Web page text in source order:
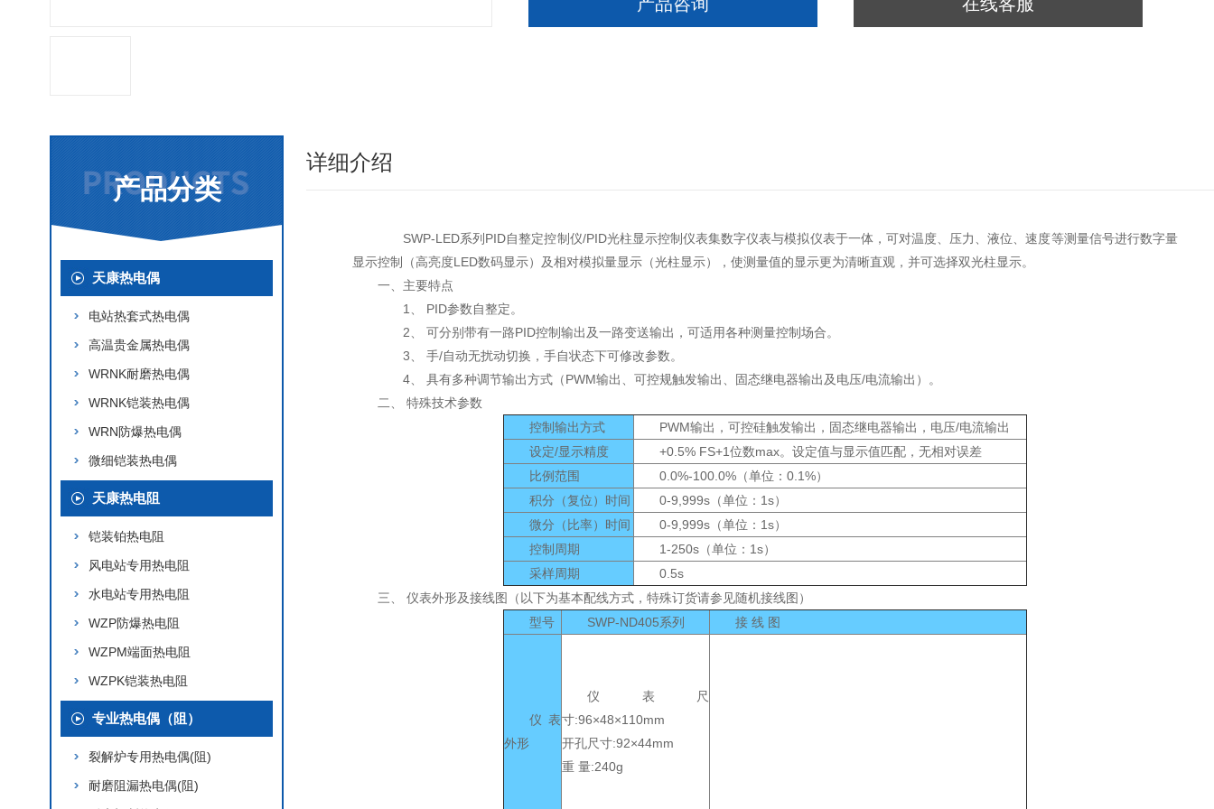
产品分类
天康热电偶
电站热套式热电偶
高温贵金属热电偶
WRNK耐磨热电偶
WRNK铠装热电偶
WRN防爆热电偶
微细铠装热电偶
天康热电阻
铠装铂热电阻
风电站专用热电阻
水电站专用热电阻
WZP防爆热电阻
WZPM端面热电阻
WZPK铠装热电阻
专业热电偶（阻）
裂解炉专用热电偶(阻)
耐磨阻漏热电偶(阻)
详细介绍
SWP-LED系列PID自整定控制仪/PID光柱显示控制仪表集数字仪表与模拟仪表于一体，可对温度、压力、液位、速度等测量信号进行数字量
显示控制（高亮度LED数码显示）及相对模拟量显示（光柱显示），使测量值的显示更为清晰直观，并可选择双光柱显示。
一、主要特点
1、 PID参数自整定。
2、 可分别带有一路PID控制输出及一路变送输出，可适用各种测量控制场合。
3、 手/自动无扰动切换，手自状态下可修改参数。
4、 具有多种调节输出方式（PWM输出、可控规触发输出、固态继电器输出及电压/电流输出）。
二、 特殊技术参数
控制输出方式
PWM输出，可控硅触发输出，固态继电器输出，电压/电流输出
设定/显示精度
+0.5% FS+1位数max。设定值与显示值匹配，无相对误差
比例范围
0.0%-100.0%（单位：0.1%）
积分（复位）时间
0-9,999s（单位：1s）
微分（比率）时间
0-9,999s（单位：1s）
控制周期
1-250s（单位：1s）
采样周期
0.5s
三、 仪表外形及接线图（以下为基本配线方式，特殊订货请参见随机接线图）
型号
SWP-ND405系列 接 线 图
仪表
外形
仪表尺
寸:96×48×110mm
开孔尺寸:92×44mm
重 量:240g